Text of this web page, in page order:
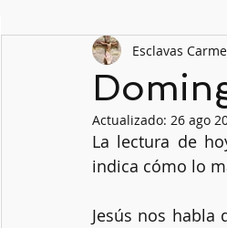
Voluntad de Dios
Obediencia Oración
Esclavas
Actualizado: 26 ago
La lectura de
indica cómo lo
Jesús nos habla